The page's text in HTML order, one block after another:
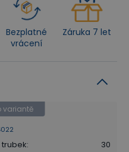
Bezplatné
vrácení
Záruka 7 let
variantě
trubek: 30